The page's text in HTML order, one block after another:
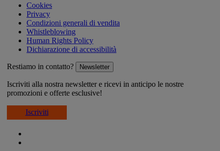
Cookies
Privacy
Condizioni generali di vendita
Whistleblowing
Human Rights Policy
Dichiarazione di accessibilità
Restiamo in contatto? Newsletter
Iscriviti alla nostra newsletter e ricevi in anticipo le nostre
promozioni e offerte esclusive!
Iscriviti